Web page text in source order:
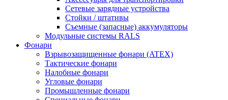
Сетевые зарядные устройства
Стойки / штативы
Съемные (запасные) аккумуляторы
Модульные системы RALS
Фонари
Взрывозащищенные фонари (ATEX)
Тактические фонари
Налобные фонари
Угловые фонари
Промышленные фонари